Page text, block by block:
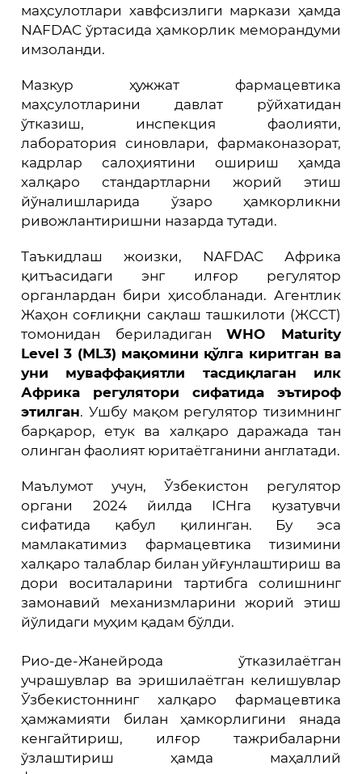
маҳсулотлари хавфсизлиги маркази ҳамда
NAFDAC ўртасида ҳамкорлик меморандуми
имзоланди.
Мазкур ҳужжат фармацевтика
маҳсулотларини давлат рўйхатидан
ўтказиш, инспекция фаолияти,
лаборатория синовлари, фармаконазорат,
кадрлар салоҳиятини ошириш ҳамда
халқаро стандартларни жорий этиш
йўналишларида ўзаро ҳамкорликни
ривожлантиришни назарда тутади.
Таъкидлаш жоизки, NAFDAC Африка
қитъасидаги энг илғор регулятор
органлардан бири ҳисобланади. Агентлик
Жаҳон соғлиқни сақлаш ташкилоти (ЖССТ)
томонидан бериладиганWHO Maturity
Level 3 (ML3) мақомини қўлга киритган ва
уни муваффақиятли тасдиқлаган илк
Африка регулятори сифатида эътироф
этилган. Ушбу мақом регулятор тизимнинг
барқарор, етук ва халқаро даражада тан
олинган фаолият юритаётганини англатади.
Маълумот учун, Ўзбекистон регулятор
органи 2024 йилда ICHга кузатувчи
сифатида қабул қилинган. Бу эса
мамлакатимиз фармацевтика тизимини
халқаро талаблар билан уйғунлаштириш ва
дори воситаларини тартибга солишнинг
замонавий механизмларини жорий этиш
йўлидаги муҳим қадам бўлди.
Рио-де-Жанейрода ўтказилаётган
учрашувлар ва эришилаётган келишувлар
Ўзбекистоннинг халқаро фармацевтика
ҳамжамияти билан ҳамкорлигини янада
кенгайтириш, илғор тажрибаларни
ўзлаштириш ҳамда маҳаллий